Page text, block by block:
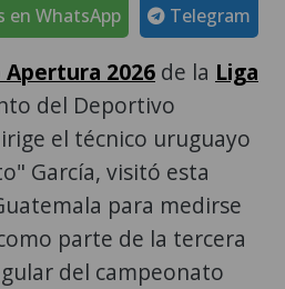
Telegram
en WhatsApp
Apertura 2026 de la Liga
del Deportivo
el técnico uruguayo
García, visitó esta
para medirse
parte de la tercera
del campeonato